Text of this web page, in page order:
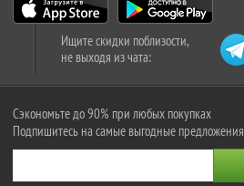
Ищите скидки поблизости,
не выходя из чата:
Сэкономьте до 90% при любых покупках
Подпишитесь на самые выгодные предложения